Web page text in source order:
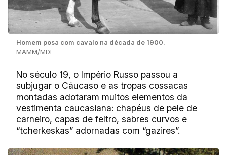
Homem posa com cavalo na década de 1900.
MAMM/MDF
No século 19, o Império Russo passou a
subjugar o Cáucaso e as tropas cossacas
montadas adotaram muitos elementos da
vestimenta caucasiana: chapéus de pele de
carneiro, capas de feltro, sabres curvos e
“tcherkeskas” adornadas com “gazires”.